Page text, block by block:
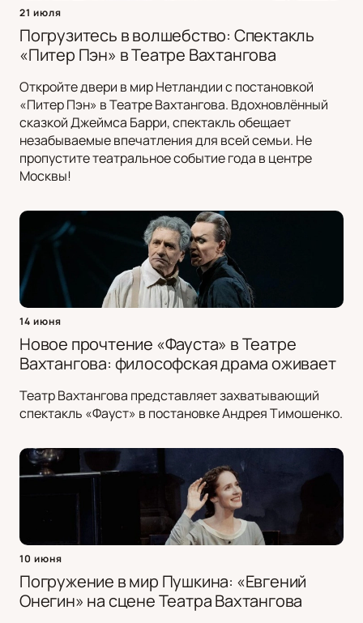
21 июля
Погрузитесь в волшебство: Спектакль
«Питер Пэн» в Театре Вахтангова
Откройте двери в мир Нетландии с постановкой
«Питер Пэн» в Театре Вахтангова. Вдохновлённый
сказкой Джеймса Барри, спектакль обещает
незабываемые впечатления для всей семьи. Не
пропустите театральное событие года в центре
Москвы!
14 июня
Новое прочтение «Фауста» в Театре
Вахтангова: философская драма оживает
Театр Вахтангова представляет захватывающий
спектакль «Фауст» в постановке Андрея Тимошенко.
10 июня
Погружение в мир Пушкина: «Евгений
Онегин» на сцене Театра Вахтангова